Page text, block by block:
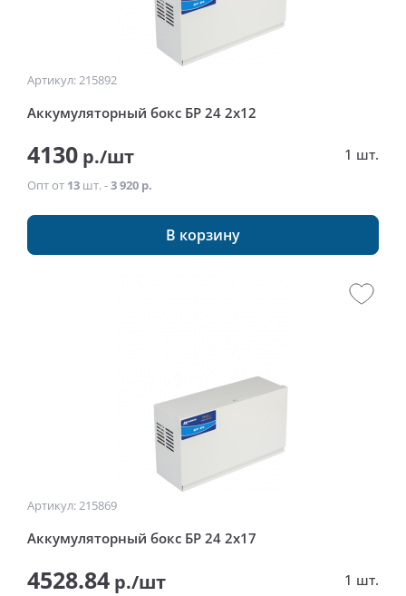
Артикул: 215892
Аккумуляторный бокс БР 24 2x12
4130 р./шт 1 шт.
Опт от 13 шт. -3 920 р.
В корзину
Артикул: 215869
Аккумуляторный бокс БР 24 2x17
4528.84 р./шт 1 шт.